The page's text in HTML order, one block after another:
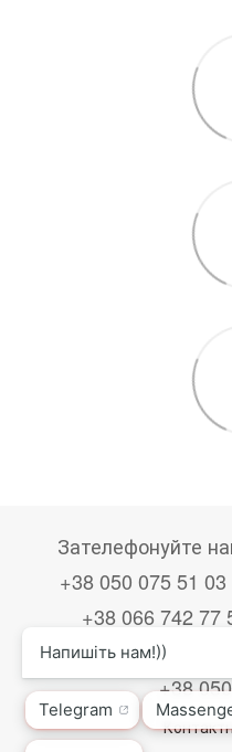
Зателефонуйте
+38 050 075 51 03
+38 066 742 77
+48533867723
+38